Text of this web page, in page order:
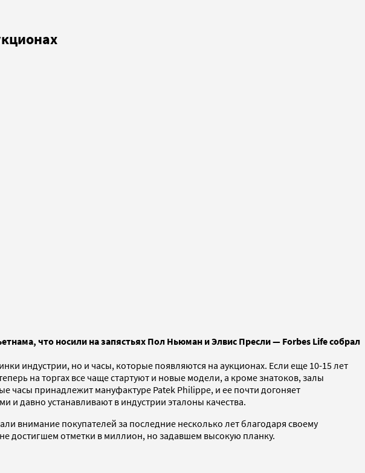
что носили на запястьях Пол Ньюман и Элвис Пресли — Forbes Life собрал
индустрии, но и часы, которые появляются на аукционах. Если еще 10-15 лет
на торгах все чаще стартуют и новые модели, а кроме знатоков, залы
принадлежит мануфактуре Patek Philippe, и ее почти догоняет
давно устанавливают в индустрии эталоны качества.
внимание покупателей за последние несколько лет благодаря своему
достигшем отметки в миллион, но задавшем высокую планку.